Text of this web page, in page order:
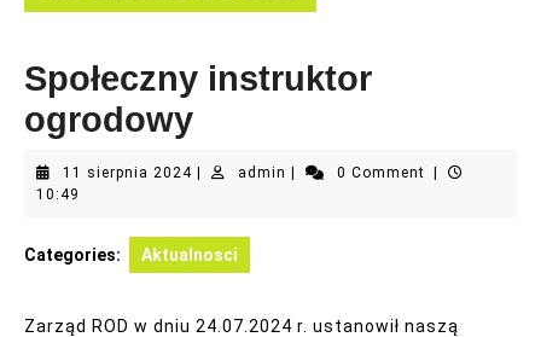
Społeczny instruktor
ogrodowy
11 sierpnia 202411
admin admin 0 Comment
10:49
Categories: Aktualnosci
Zarząd ROD w dniu 24.07.2024 r. ustanowił naszą